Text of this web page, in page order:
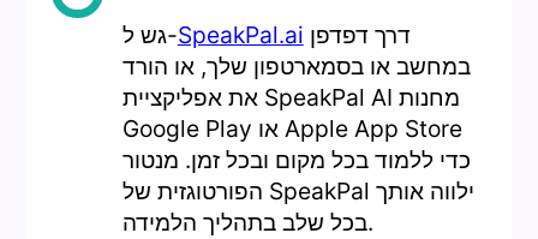
גש ל-SpeakPal.ai
במחשב או בסמארטפון שלך, או הורד
את אפליקציית SpeakPal AI מחנות
Google Play או Apple App Store
כדי ללמוד בכל מקום ובכל זמן. מנטור
הפורטוגזית של SpeakPal ילווה אותך
בכל שלב בתהליך הלמידה.